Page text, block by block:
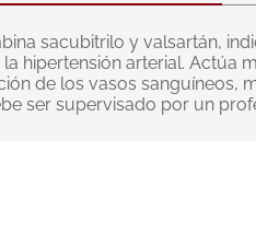
sacubitrilo y valsartán,
hipertensión arterial. Actúa
de los vasos
ser supervisado por un